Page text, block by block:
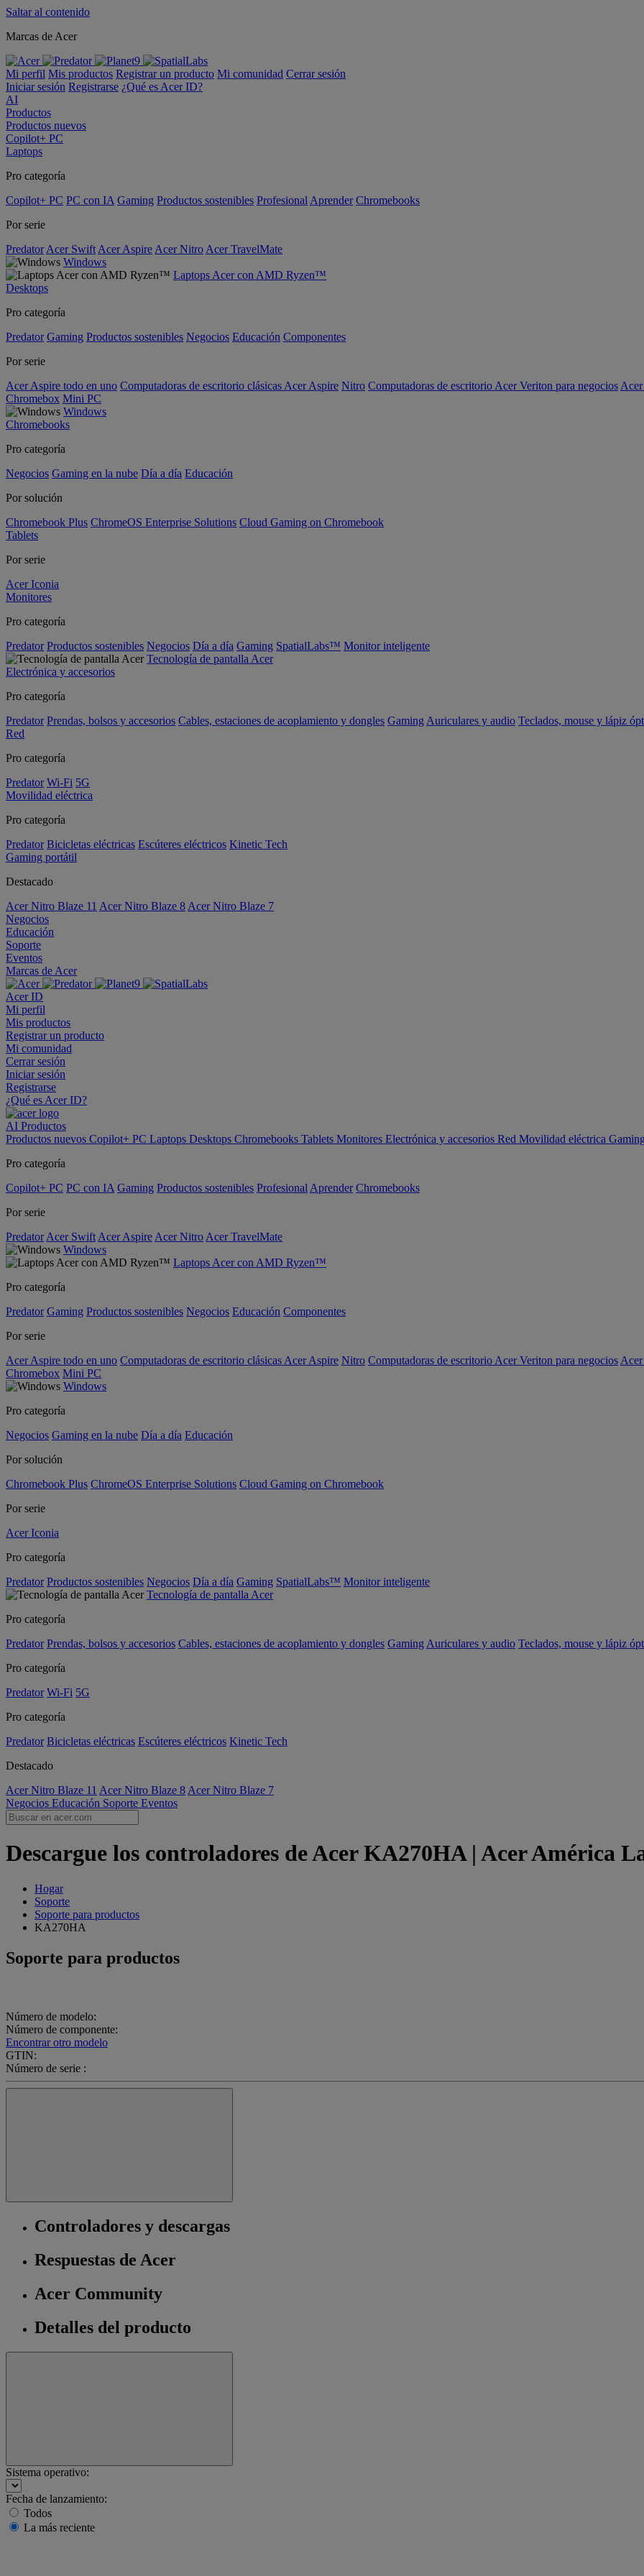
Saltar al contenido
Marcas de Acer
Mi perfil Mis productos Registrar un producto Mi comunidad Cerrar sesión
Iniciar sesión Registrarse ¿Qué es Acer ID?
AI
Productos
Productos nuevos
Copilot+ PC
Laptops
Pro categoría
Copilot+ PC PC con IA Gaming Productos sostenibles Profesional Aprender Chromebooks
Por serie
Predator Acer Swift Acer Aspire Acer Nitro Acer TravelMate
Windows
Laptops Acer con AMD Ryzen™
Desktops
Pro categoría
Predator Gaming Productos sostenibles Negocios Educación Componentes
Por serie
Acer Aspire todo en uno Computadoras de escritorio clásicas Acer Aspire Nitro Computadoras de escritorio Acer Veriton para negocios
Chromebox Mini PC
Windows
Chromebooks
Pro categoría
Negocios Gaming en la nube Día a día Educación
Por solución
Chromebook Plus ChromeOS Enterprise Solutions Cloud Gaming on Chromebook
Tablets
Por serie
Acer Iconia
Monitores
Pro categoría
Predator Productos sostenibles Negocios Día a día Gaming SpatialLabs™ Monitor inteligente
Tecnología de pantalla Acer
Electrónica y accesorios
Pro categoría
Predator Prendas, bolsos y accesorios Cables, estaciones de acoplamiento y dongles Gaming Auriculares y audio Teclados, mouse y lápiz
Red
Pro categoría
Predator Wi-Fi 5G
Movilidad eléctrica
Pro categoría
Predator Bicicletas eléctricas Escúteres eléctricos Kinetic Tech
Gaming portátil
Destacado
Acer Nitro Blaze 11 Acer Nitro Blaze 8 Acer Nitro Blaze 7
Negocios
Educación
Soporte
Eventos
Marcas de Acer
Acer ID
Mi perfil
Mis productos
Registrar un producto
Mi comunidad
Cerrar sesión
Iniciar sesión
Registrarse
¿Qué es Acer ID?
AI Productos
Productos nuevos Copilot+ PC Laptops Desktops Chromebooks Tablets Monitores Electrónica y accesorios Red Movilidad eléctrica
Pro categoría
Copilot+ PC PC con IA Gaming Productos sostenibles Profesional Aprender Chromebooks
Por serie
Predator Acer Swift Acer Aspire Acer Nitro Acer TravelMate
Windows
Laptops Acer con AMD Ryzen™
Pro categoría
Predator Gaming Productos sostenibles Negocios Educación Componentes
Por serie
Acer Aspire todo en uno Computadoras de escritorio clásicas Acer Aspire Nitro Computadoras de escritorio Acer Veriton para negocios
Chromebox Mini PC
Windows
Pro categoría
Negocios Gaming en la nube Día a día Educación
Por solución
Chromebook Plus ChromeOS Enterprise Solutions Cloud Gaming on Chromebook
Por serie
Acer Iconia
Pro categoría
Predator Productos sostenibles Negocios Día a día Gaming SpatialLabs™ Monitor inteligente
Tecnología de pantalla Acer
Pro categoría
Predator Prendas, bolsos y accesorios Cables, estaciones de acoplamiento y dongles Gaming Auriculares y audio Teclados, mouse y lápiz
Pro categoría
Predator Wi-Fi 5G
Pro categoría
Predator Bicicletas eléctricas Escúteres eléctricos Kinetic Tech
Destacado
Acer Nitro Blaze 11 Acer Nitro Blaze 8 Acer Nitro Blaze 7
Negocios Educación Soporte Eventos
Descargue los controladores de Acer KA270HA | Acer América
Hogar
Soporte
Soporte para productos
KA270HA
Soporte para productos
Número de modelo:
Número de componente:
Encontrar otro modelo
GTIN:
Número de serie :
Controladores y descargas
Respuestas de Acer
Acer Community
Detalles del producto
Sistema operativo:
Fecha de lanzamiento:
Todos
La más reciente